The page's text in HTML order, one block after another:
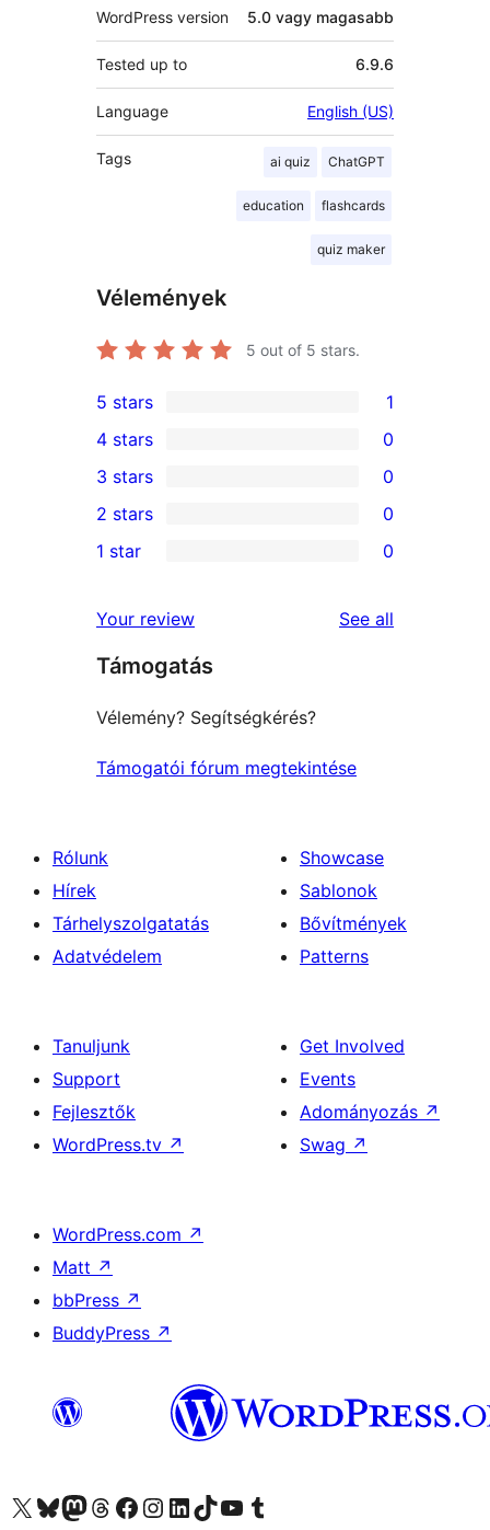
WordPress version 5.0 vagy magasabb
Tested up to 6.9.6
Language English (US)
Tags ai quiz ChatGPT
education flashcards
quiz maker
Vélemények
5 out of 5 stars.
1
5-
star
review
5 stars 1
4-
star
reviews
4 stars 0
0
3-
star
3 stars 0
2-
reviews
2 stars 0
star
reviews
1 star 0
Your review See all
Támogatás
Vélemény? Segítségkérés?
Támogatói fórum megtekintése
Rólunk
Hírek
Tárhelyszolgatatás
Adatvédelem
Showcase
Sablonok
Bővítmények
Patterns
Tanuljunk
Support
Fejlesztők
WordPress.tv ↗
Get Involved
Events
Adományozás ↗
Swag ↗
WordPress.com ↗
Matt ↗
bbPress ↗
BuddyPress ↗
Visit our X (formerly Twitter) account
Visit our Bluesky account
Twitter csatornánk
Visit our Threads account
Facebook oldalunk megtekintése
Visit our Instagram account
Visit our LinkedIn account
Visit our TikTok account
Visit our YouTube channel
Visit our Tumblr account